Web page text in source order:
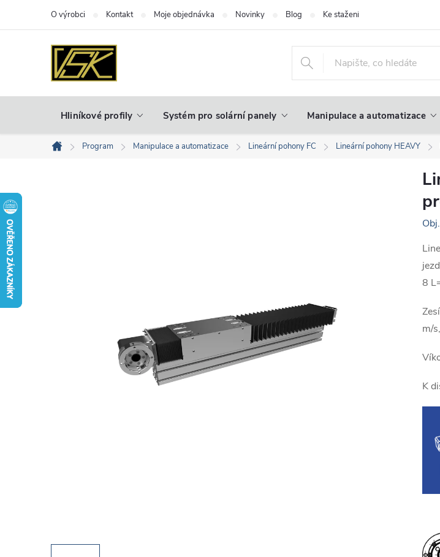
O výrobci Kontakt Moje objednávka Novinky Blog Ke stažení
Hliníkové profily Systém pro solární panely Manipulace a automatizace
Domů
Program Manipulace a automatizace Lineární pohony FC Lineární pohony HEAVY
8
m/
K